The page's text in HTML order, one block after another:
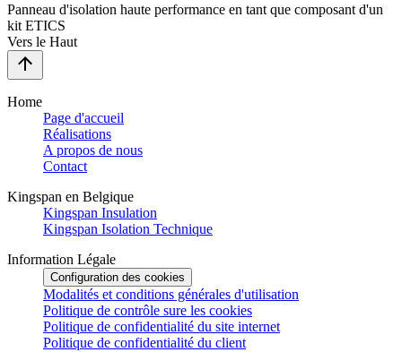
Panneau d'isolation haute performance en tant que composant d'un
kit ETICS
Vers le Haut
Home
Page d'accueil
Réalisations
A propos de nous
Contact
Kingspan en Belgique
Kingspan Insulation
Kingspan Isolation Technique
Information Légale
Configuration des cookies
Modalités et conditions générales d'utilisation
Politique de contrôle sure les cookies
Politique de confidentialité du site internet
Politique de confidentialité du client